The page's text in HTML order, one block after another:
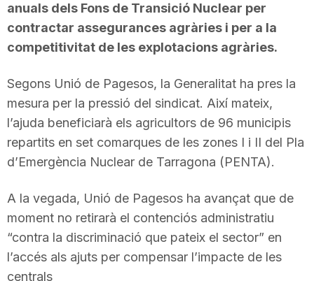
anuals dels Fons de Transició Nuclear per
contractar assegurances agràries i per a la
competitivitat de les explotacions agràries.
Segons Unió de Pagesos, la Generalitat ha pres la
mesura per la pressió del sindicat. Així mateix,
l’ajuda beneficiarà els agricultors de 96 municipis
repartits en set comarques de les zones I i II del Pla
d’Emergència Nuclear de Tarragona (PENTA).
A la vegada, Unió de Pagesos ha avançat que de
moment no retirarà el contenciós administratiu
“contra la discriminació que pateix el sector” en
l’accés als ajuts per compensar l’impacte de les
centrals